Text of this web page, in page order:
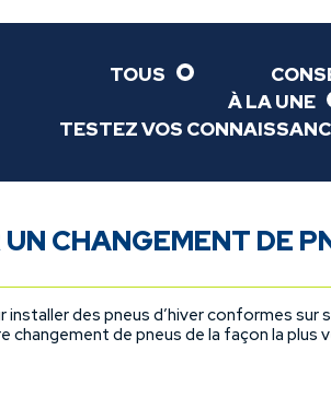
TOUS
À LA UNE
TESTEZ VOS
CHANGEMENT DE
des pneus d’hiver conformes sur
changement de pneus de la façon la plus